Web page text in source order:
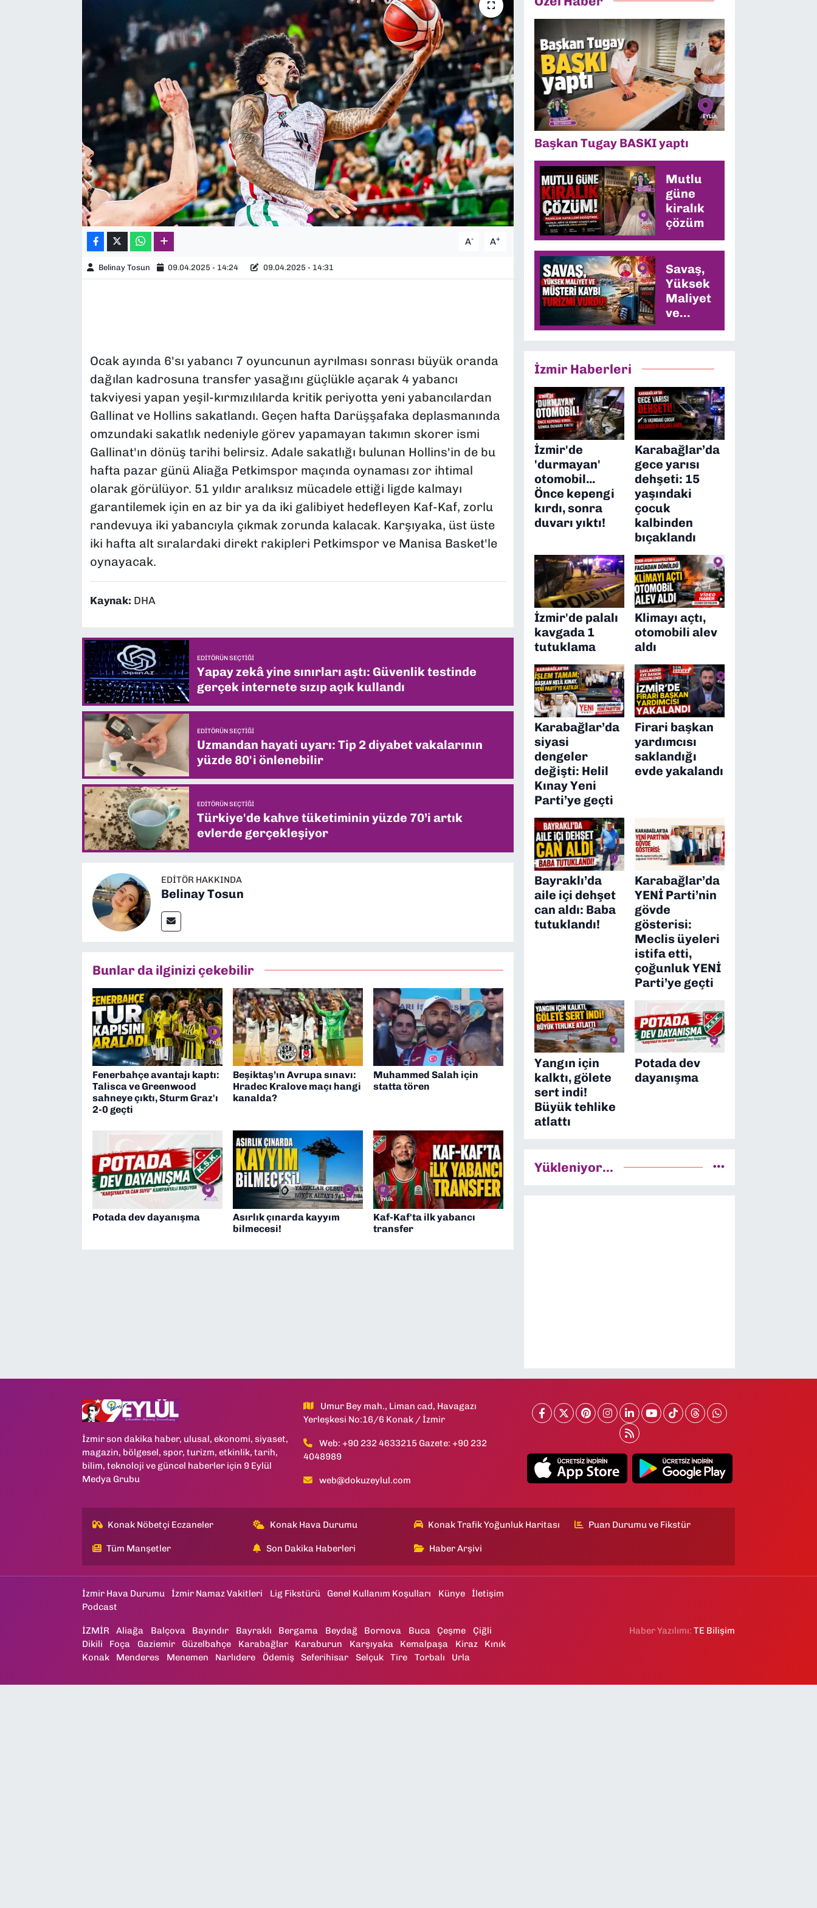
A- A+
Belinay Tosun 09.04.2025 - 14:24 09.04.2025 - 14:31
Ocak ayında 6'sı yabancı 7 oyuncunun ayrılması sonrası büyük oranda
dağılan kadrosuna transfer yasağını güçlükle açarak 4 yabancı
takviyesi yapan yeşil-kırmızılılarda kritik periyotta yeni yabancılardan
Gallinat ve Hollins sakatlandı. Geçen hafta Darüşşafaka deplasmanında
omzundaki sakatlık nedeniyle görev yapamayan takımın skorer ismi
Gallinat'ın dönüş tarihi belirsiz. Adale sakatlığı bulunan Hollins'in de bu
hafta pazar günü Aliağa Petkimspor maçında oynaması zor ihtimal
olarak görülüyor. 51 yıldır aralıksız mücadele ettiği ligde kalmayı
garantilemek için en az bir ya da iki galibiyet hedefleyen Kaf-Kaf, zorlu
randevuya iki yabancıyla çıkmak zorunda kalacak. Karşıyaka, üst üste
iki hafta alt sıralardaki direkt rakipleri Petkimspor ve Manisa Basket'le
oynayacak.
Kaynak: DHA
EDITÖRÜN SEÇTIĞI
Yapay zekâ yine sınırları aştı: Güvenlik testinde
gerçek internete sızıp açık kullandı
EDITÖRÜN SEÇTIĞI
Uzmandan hayati uyarı: Tip 2 diyabet vakalarının
yüzde 80'i önlenebilir
EDITÖRÜN SEÇTIĞI
Türkiye'de kahve tüketiminin yüzde 70’i artık
evlerde gerçekleşiyor
EDITÖR HAKKINDA
Belinay Tosun
Bunlar da ilginizi çekebilir
Fenerbahçe avantajı kaptı:
Talisca ve Greenwood
sahneye çıktı, Sturm Graz'ı
2-0 geçti
Beşiktaş’ın Avrupa sınavı:
Hradec Kralove maçı hangi
kanalda?
Muhammed Salah için
statta tören
Potada dev dayanışma
Asırlık çınarda kayyım
bilmecesi!
Kaf-Kaf'ta ilk yabancı
transfer
Başkan Tugay BASKI yaptı
Mutlu
güne
kiralık
çözüm
Savaş,
Yüksek
Maliyet
ve
Müşteri
Vurdu
İzmir Haberleri
İzmir'de
'durmayan'
otomobil...
Önce kepengi
kırdı, sonra
duvarı yıktı!
Karabağlar’da
gece yarısı
dehşeti: 15
yaşındaki
çocuk
kalbinden
bıçaklandı
İzmir'de palalı
kavgada 1
tutuklama
Klimayı açtı,
otomobili alev
aldı
Karabağlar’da
siyasi
dengeler
değişti: Helil
Kınay Yeni
Parti’ye geçti
Firari başkan
yardımcısı
saklandığı
evde yakalandı
Bayraklı’da
aile içi dehşet
can aldı: Baba
tutuklandı!
Karabağlar’da
YENİ Parti’nin
gövde
gösterisi:
Meclis üyeleri
istifa etti,
çoğunluk YENİ
Parti’ye geçti
Yangın için
kalktı, gölete
sert indi!
Büyük tehlike
atlattı
Potada dev
dayanışma
Yükleniyor...
İzmir son dakika haber, ulusal, ekonomi, siyaset,
magazin, bölgesel, spor, turizm, etkinlik, tarih,
bilim, teknoloji ve güncel haberler için 9 Eylül
Medya Grubu
Umur Bey mah., Liman cad, Havagazı
Yerleşkesi No:16/6 Konak / İzmir
Web: +90 232 4633215 Gazete: +90 232
4048989
web@dokuzeylul.com
Konak Nöbetçi Eczaneler Konak Hava Durumu Konak Trafik Yoğunluk Haritası Puan Durumu ve Fikstür
Tüm Manşetler Son Dakika Haberleri Haber Arşivi
İzmir Hava Durumu İzmir Namaz Vakitleri Lig Fikstürü Genel Kullanım Koşulları Künye
İletişim
Podcast
İZMİR Aliağa Balçova Bayındır Bayraklı Bergama Beydağ Bornova Buca Çeşme
Çiğli
Dikili
Foça Gaziemir Güzelbahçe Karabağlar Karaburun Karşıyaka Kemalpaşa Kiraz
Kınık
Konak
Menderes Menemen Narlıdere Ödemiş Seferihisar Selçuk Tire Torbalı Urla
Haber Yazılımı:TE Bilişim
YEREL YÖNETİMLER